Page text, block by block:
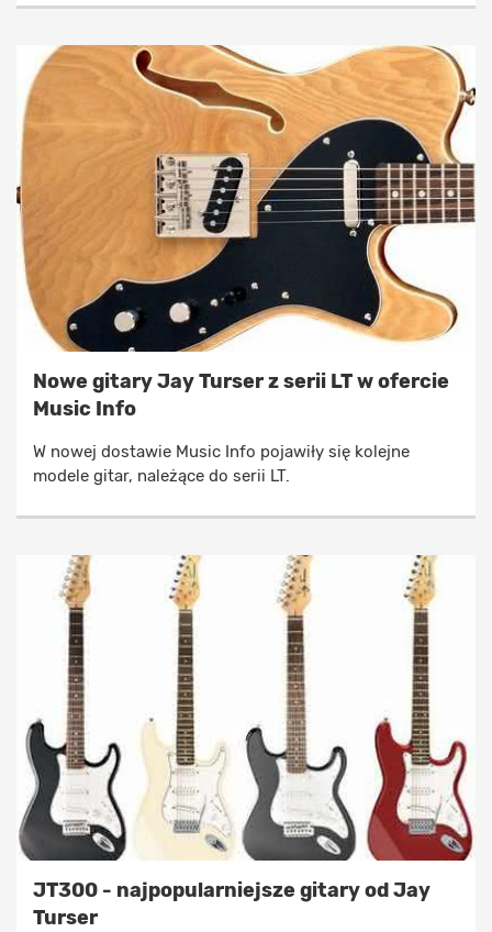
Nowe gitary Jay Turser z serii LT w ofercie
Music Info
W nowej dostawie Music Info pojawiły się kolejne
modele gitar, należące do serii LT.
JT300 - najpopularniejsze gitary od Jay
Turser